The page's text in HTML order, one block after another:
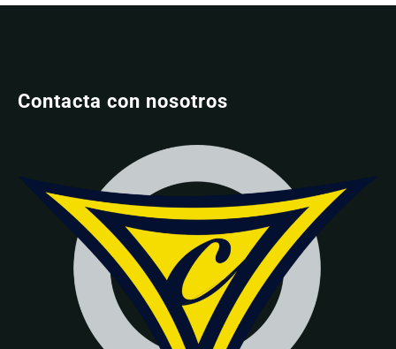
Contacta con nosotros